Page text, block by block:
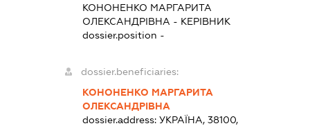
КОНОНЕНКО МАРГАРИТА
ОЛЕКСАНДРІВНА - КЕРІВНИК
dossier.position -
dossier.beneficiaries:
КОНОНЕНКО МАРГАРИТА
ОЛЕКСАНДРІВНА
dossier.address:УКРАЇНА, 38100,